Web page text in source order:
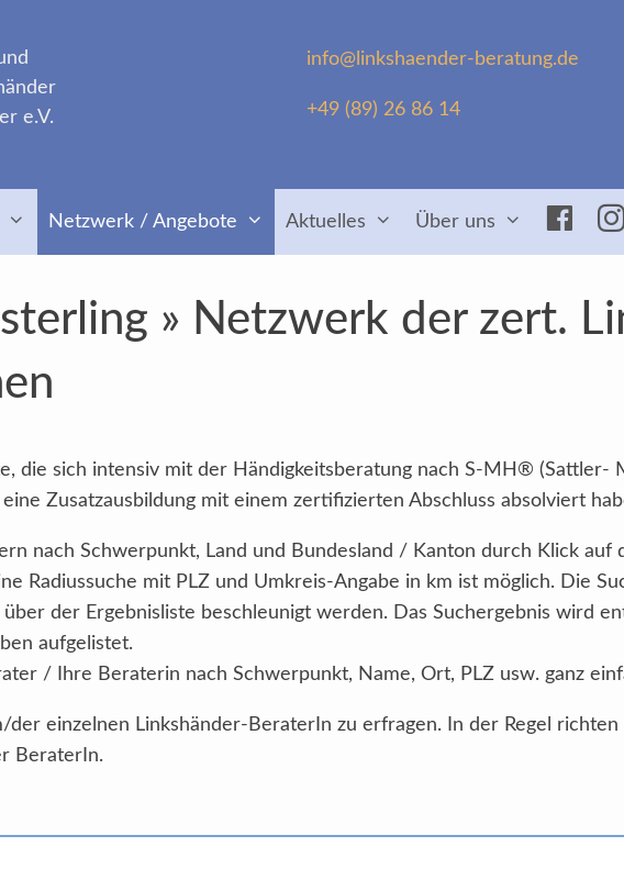
info@linkshaender-beratung.de
+49 (89) 26 86 14
e.V.
Netzwerk / Angebote Aktuelles Über uns
» Netzwerk der zert.
die sich intensiv mit der Händigkeitsberatung nach S-MH® (Sattler-
Zusatzausbildung mit einem zertifizierten Abschluss absolviert
nach Schwerpunkt, Land und Bundesland / Kanton durch Klick auf
Radiussuche mit PLZ und Umkreis-Angabe in km ist möglich. Die
der Ergebnisliste beschleunigt werden. Das Suchergebnis wird
aufgelistet.
/ Ihre Beraterin nach Schwerpunkt, Name, Ort, PLZ usw. ganz
der einzelnen Linkshänder-BeraterIn zu erfragen. In der Regel
BeraterIn.